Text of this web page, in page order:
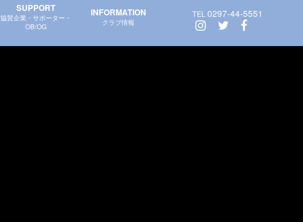
SUPPORT
協賛企業・サポーター・
OB/OG
INFORMATION
クラブ情報
TEL 0297-44-5551